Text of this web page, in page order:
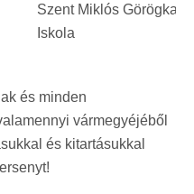
Szent Miklós
Iskola
és minden
vármegyéjéből
és kitartásukkal